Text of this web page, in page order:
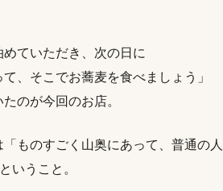
ていただき、次の日に
、そこでお蕎麦を食べましょう」
のが今回のお店。
ものすごく山奥にあって、普通の人
いうこと。